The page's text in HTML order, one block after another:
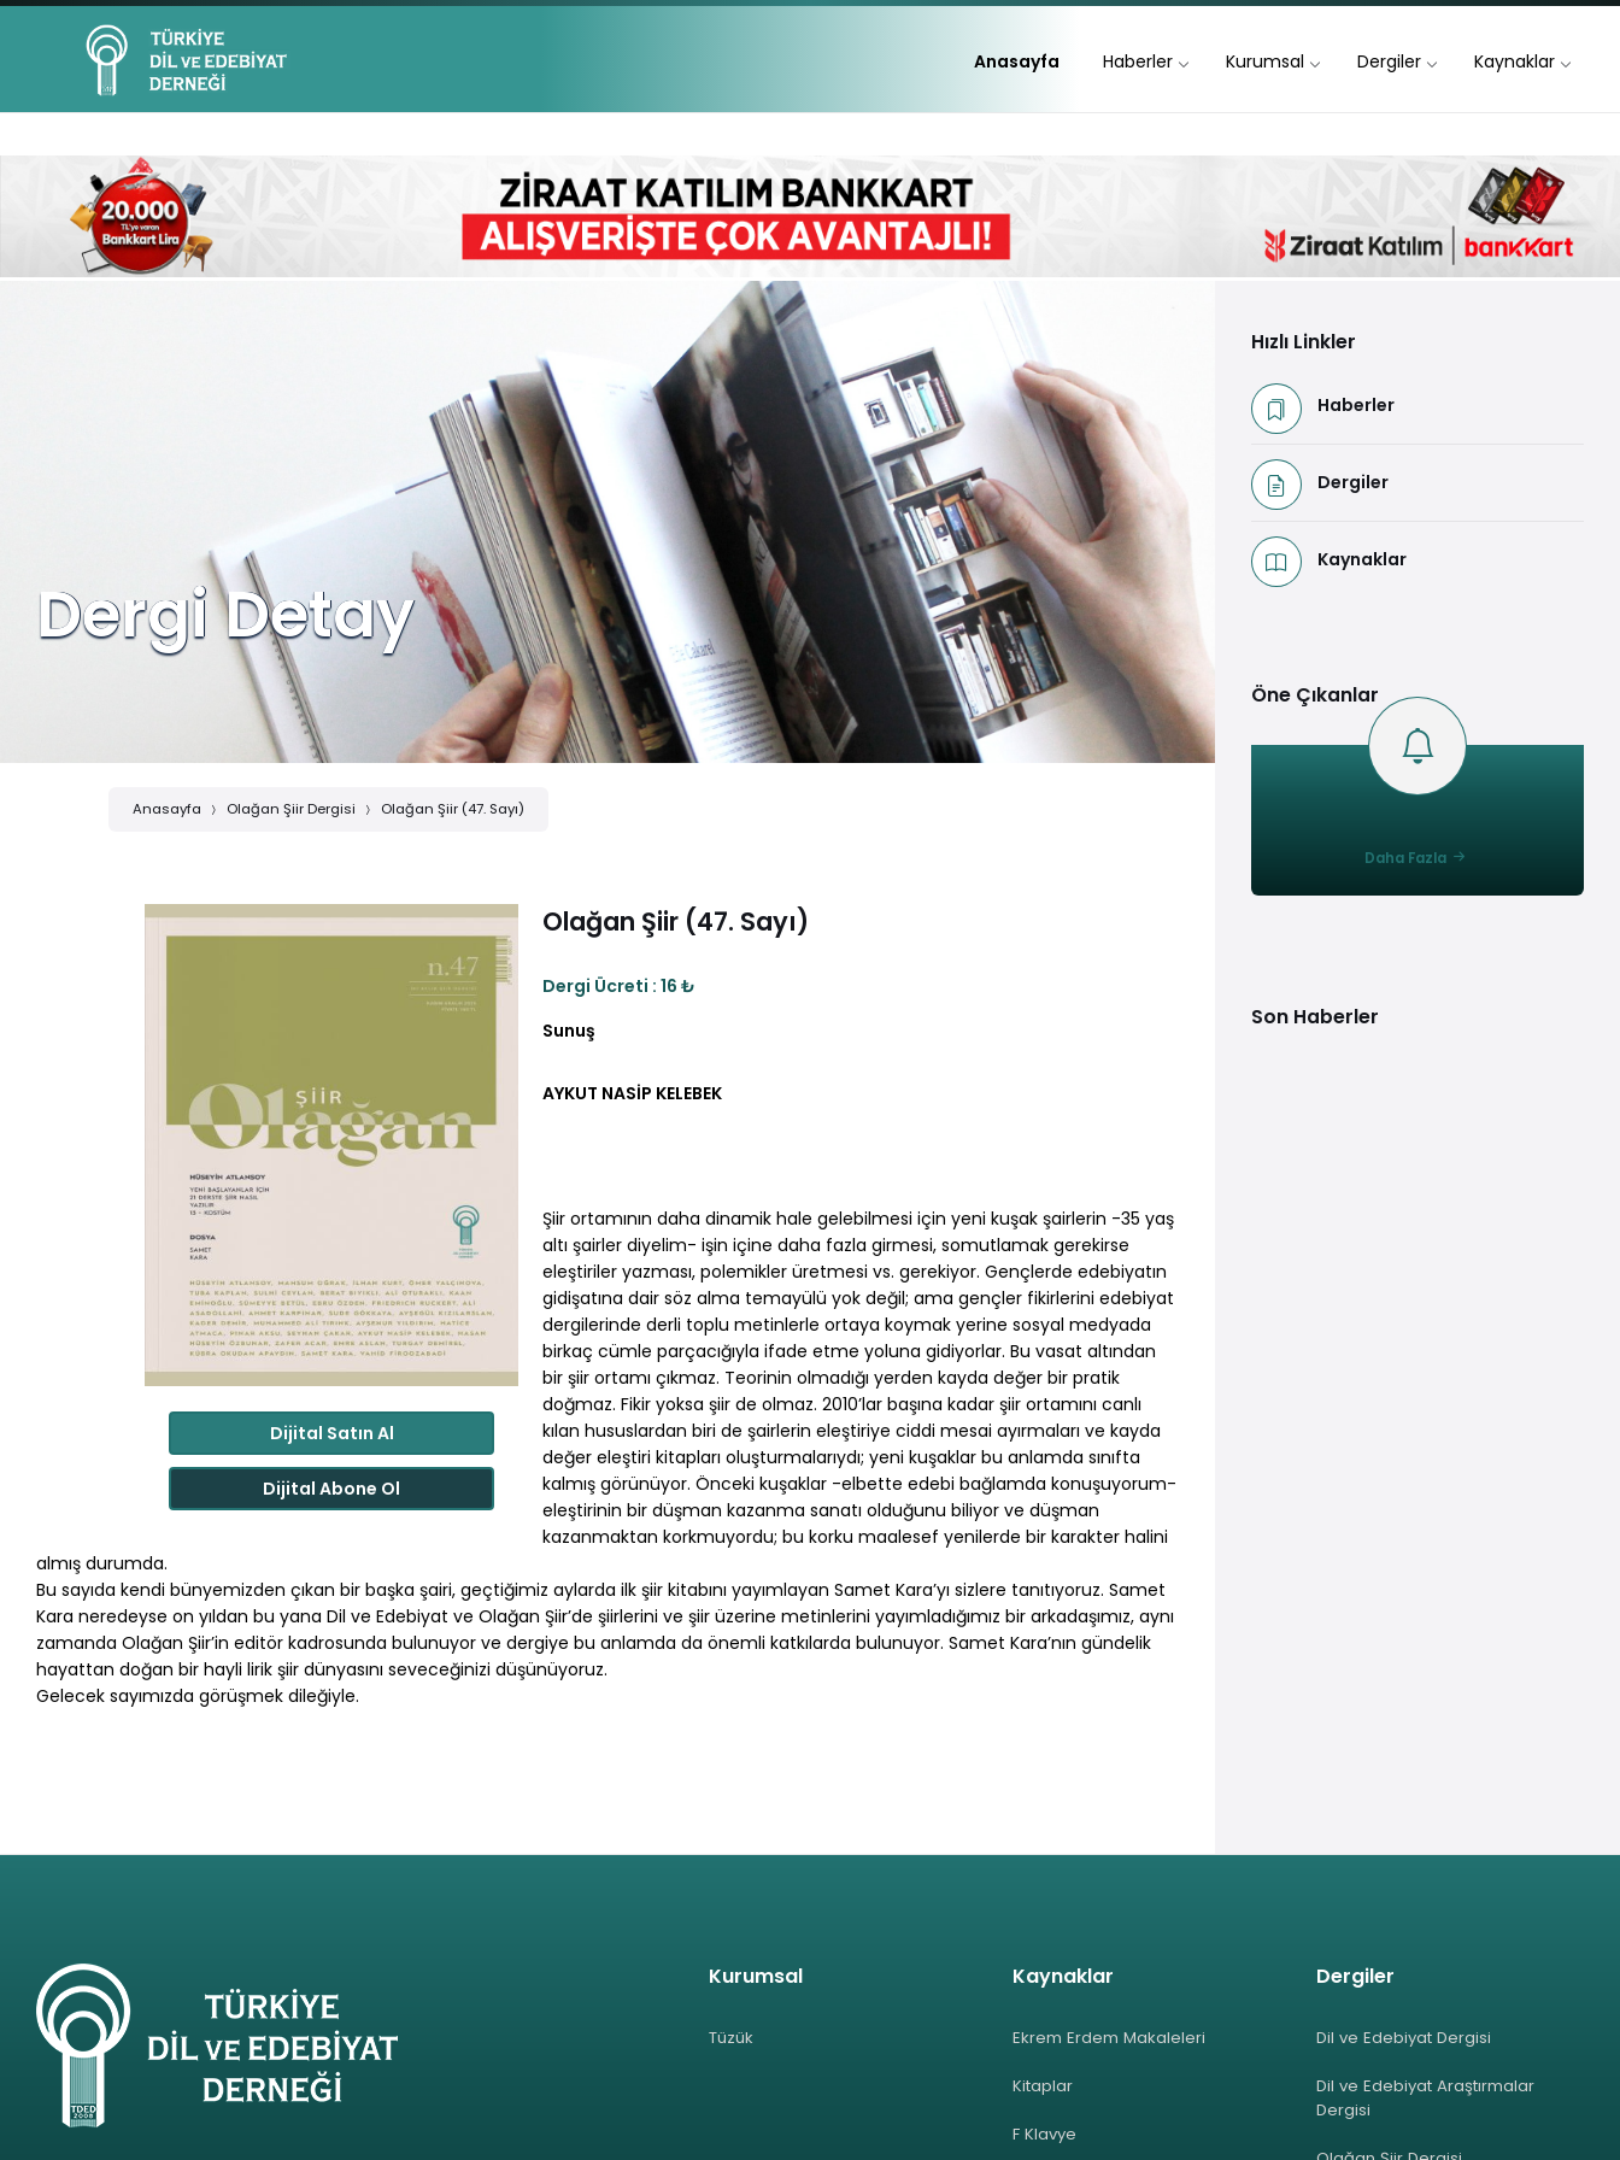
Anasayfa Haberler Kurumsal Dergiler Kaynaklar
Dergi Detay
Anasayfa Olağan Şiir Dergisi Olağan Şiir (47. Sayı)
Dijital Satın Al
Dijital Abone Ol
Olağan Şiir (47. Sayı)
Dergi Ücreti : 16 ₺
Sunuş
AYKUT NASİP KELEBEK
Şiir ortamının daha dinamik hale gelebilmesi için yeni kuşak şairlerin -35 yaş
altı şairler diyelim- işin içine daha fazla girmesi, somutlamak gerekirse
eleştiriler yazması, polemikler üretmesi vs. gerekiyor. Gençlerde edebiyatın
gidişatına dair söz alma temayülü yok değil; ama gençler fikirlerini edebiyat
dergilerinde derli toplu metinlerle ortaya koymak yerine sosyal medyada
birkaç cümle parçacığıyla ifade etme yoluna gidiyorlar. Bu vasat altından
bir şiir ortamı çıkmaz. Teorinin olmadığı yerden kayda değer bir pratik
doğmaz. Fikir yoksa şiir de olmaz. 2010’lar başına kadar şiir ortamını canlı
kılan hususlardan biri de şairlerin eleştiriye ciddi mesai ayırmaları ve kayda
değer eleştiri kitapları oluşturmalarıydı; yeni kuşaklar bu anlamda sınıfta
kalmış görünüyor. Önceki kuşaklar -elbette edebi bağlamda konuşuyorum-
eleştirinin bir düşman kazanma sanatı olduğunu biliyor ve düşman
kazanmaktan korkmuyordu; bu korku maalesef yenilerde bir karakter halini
almış durumda.
Bu sayıda kendi bünyemizden çıkan bir başka şairi, geçtiğimiz aylarda ilk şiir kitabını yayımlayan Samet Kara’yı sizlere tanıtıyoruz. Samet
Kara neredeyse on yıldan bu yana Dil ve Edebiyat ve Olağan Şiir’de şiirlerini ve şiir üzerine metinlerini yayımladığımız bir arkadaşımız, aynı
zamanda Olağan Şiir’in editör kadrosunda bulunuyor ve dergiye bu anlamda da önemli katkılarda bulunuyor. Samet Kara’nın gündelik
hayattan doğan bir hayli lirik şiir dünyasını seveceğinizi düşünüyoruz.
Gelecek sayımızda görüşmek dileğiyle.
Hızlı Linkler
Haberler
Dergiler
Kaynaklar
Öne Çıkanlar
Daha Fazla
Son Haberler
Kurumsal
Tüzük
Kaynaklar
Ekrem Erdem Makaleleri
Kitaplar
F Klavye
Dergiler
Dil ve Edebiyat Dergisi
Dil ve Edebiyat Araştırmalar
Dergisi